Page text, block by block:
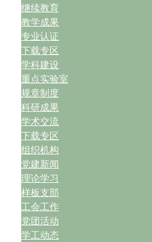
继续教育
教学成果
专业认证
下载专区
学科建设
重点实验室
规章制度
科研成果
学术交流
下载专区
组织机构
党建新闻
理论学习
样板支部
工会工作
党团活动
学工动态